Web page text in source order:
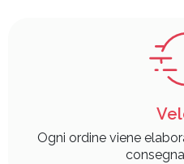
Ogni ordine viene